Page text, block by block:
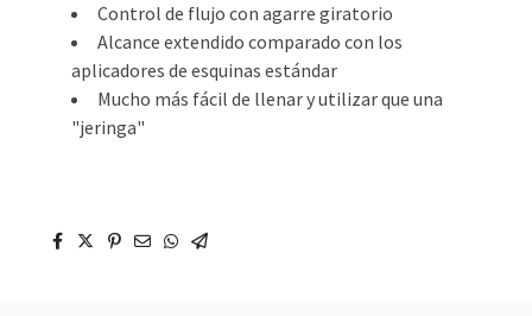
Control de flujo con agarre giratorio
Alcance extendido comparado con los
aplicadores de esquinas estándar
Mucho más fácil de llenar y utilizar que una
"jeringa"